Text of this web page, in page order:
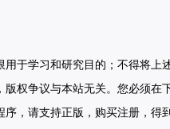
于学习和研究目的；不得将上
权争议与本站无关。您必须在
，请支持正版，购买注册，得